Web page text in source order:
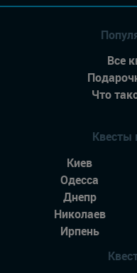
Все
Что
Квесты
Киев
Одесса
Днепр
Николаев
Ирпень